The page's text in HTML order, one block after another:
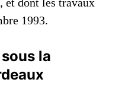
1993.
la